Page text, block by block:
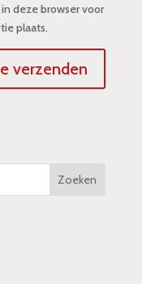
deze browser voor
plaats.